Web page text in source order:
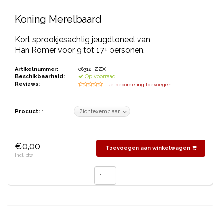
THEATERBOEKEN
Koning Merelbaard
Kort sprookjesachtig jeugdtoneel van
Han Römer voor 9 tot 17+ personen.
Artikelnummer:
08312-ZZX
Beschikbaarheid:
Op voorraad
Reviews:
| Je beoordeling toevoegen
Product: *
€0,00
Incl. btw
Toevoegen aan winkelwagen